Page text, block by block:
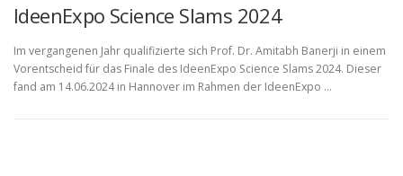
IdeenExpo Science Slams 2024
Im vergangenen Jahr qualifizierte sich Prof. Dr. Amitabh Banerji in einem
Vorentscheid für das Finale des IdeenExpo Science Slams 2024. Dieser
fand am 14.06.2024 in Hannover im Rahmen der IdeenExpo …